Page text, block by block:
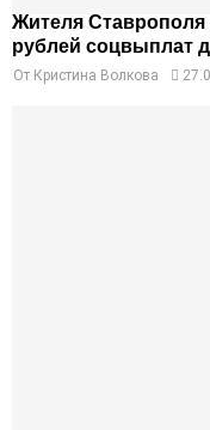
Жителя
рублей соцвыплат
От Кристина Волкова